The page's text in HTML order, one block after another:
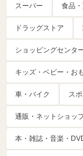
スーパー 食品
ドラッグストア
ショッピングセンタ
キッズ・ベビー・お
車・バイク ス
通販・ネットショッ
本・雑誌・音楽・